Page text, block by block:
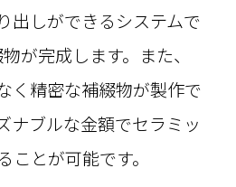
出しができるシステムで
が完成します。また、
く精密な補綴物が製作で
ナブルな金額でセラミッ
ことが可能です。